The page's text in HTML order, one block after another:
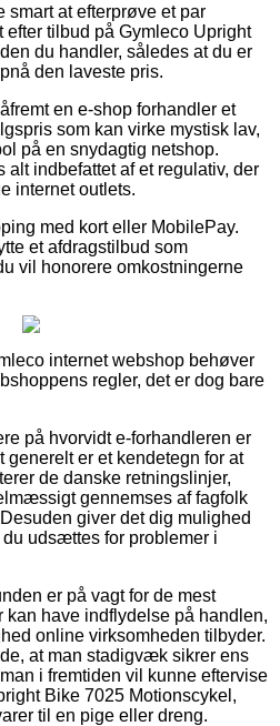
at efterprøve et par
tilbud på Gymleco Upright
du handler, således at du er
den laveste pris.
en e-shop forhandler et
som kan virke mystisk lav,
på en snydagtig netshop.
alt indbefattet af et regulativ, der
internet outlets.
med kort eller MobilePay.
et afdragstilbud som
vil honorere omkostningerne
internet webshop behøver
regler, det er dog bare
på hvorvidt e-forhandleren er
er et kendetegn for at
de danske retningslinjer,
gennemses af fagfolk
giver det dig mulighed
udsættes for problemer i
er på vagt for de mest
kan have indflydelse på handlen,
online virksomheden tilbyder.
at man stadigvæk sikrer ens
i fremtiden vil kunne eftervise
Bike 7025 Motionscykel,
til en pige eller dreng.